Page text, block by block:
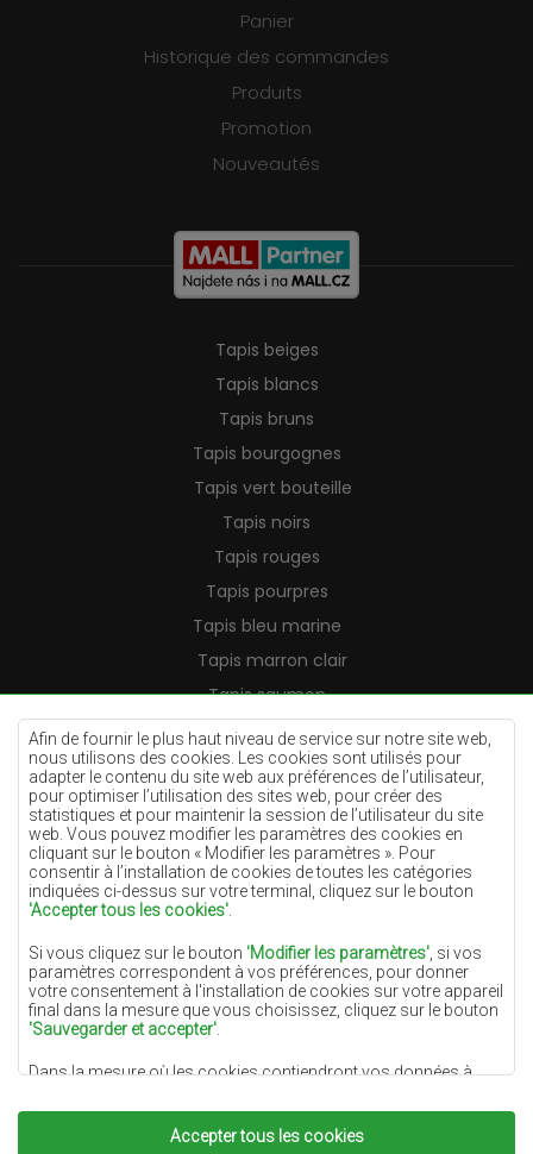
Afin de fournir le plus haut niveau de service sur notre site web,
nous utilisons des cookies. Les cookies sont utilisés pour
adapter le contenu du site web aux préférences de l’utilisateur,
pour optimiser l’utilisation des sites web, pour créer des
statistiques et pour maintenir la session de l’utilisateur du site
web. Vous pouvez modifier les paramètres des cookies en
cliquant sur le bouton « Modifier les paramètres ». Pour
consentir à l’installation de cookies de toutes les catégories
indiquées ci-dessus sur votre terminal, cliquez sur le bouton
'Accepter tous les cookies'
Si vous cliquez sur le bouton 'Modifier les paramètres' , si vos
paramètres correspondent à vos préférences, pour donner
votre consentement à l'installation de cookies sur votre appareil
final dans la mesure que vous choisissez, cliquez sur le bouton
'Sauvegarder et accepter'
Dans la mesure où les cookies contiendront vos données à
du responsable du traitement des données (DYWANYCHEMEX)
ou de tiers sous la forme de la fourniture de services de haute
qualité sur notre site Web et des activités de marketing du
Accepter tous les cookies
Panier
Historique des commandes
Produits
Promotion
Nouveautés
Tapis beiges
Tapis blancs
Tapis bruns
Tapis bourgognes
Tapis vert bouteille
Tapis noirs
Tapis rouges
Tapis pourpres
Tapis bleu marine
Tapis marron clair
Tapis saumon
Tapis crème
Tapis lilas
Tapis jaunes
Tapis menthe
Tapis bleus
Tapis oranges
Tapis gris
Tapis terre cuite
Tapis dorés